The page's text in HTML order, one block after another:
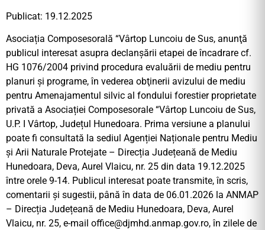
Publicat: 19.12.2025
Asociația Composesorală “Vârtop Luncoiu de Sus, anunţă
publicul interesat asupra declanşării etapei de încadrare cf.
HG 1076/2004 privind procedura evaluării de mediu pentru
planuri şi programe, în vederea obţinerii avizului de mediu
pentru Amenajamentul silvic al fondului forestier proprietate
privată a Asociației Composesorale “Vârtop Luncoiu de Sus,
U.P. I Vârtop, Județul Hunedoara. Prima versiune a planului
poate fi consultată la sediul Agenției Naționale pentru Mediu
și Arii Naturale Protejate – Direcția Județeană de Mediu
Hunedoara, Deva, Aurel Vlaicu, nr. 25 din data 19.12.2025
între orele 9-14. Publicul interesat poate transmite, în scris,
comentarii şi sugestii, până în data de 06.01.2026 la ANMAP
– Direcția Județeană de Mediu Hunedoara, Deva, Aurel
Vlaicu, nr. 25, e-mail office@djmhd.anmap.gov.ro, în zilele de